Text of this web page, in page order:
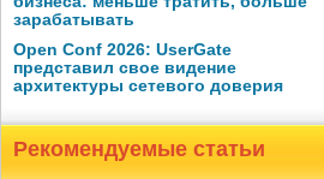
зарабатывать
Open Conf 2026: UserGate
представил свое видение
архитектуры сетевого доверия
Рекомендуемые статьи